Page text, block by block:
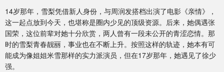
14岁那年，雪梨凭借新人身份，与周润发搭档出演了电影《亲情》，
这一起点放到今天，也堪称是圈内少见的顶级资源。后来，她偶遇张
国荣，这位前辈对她十分欣赏，两人曾有一段未公开的青涩恋情。那
时的雪梨青春靓丽，事业也在不断上升。按照这样的轨迹，她本有可
能成为像姐姐米雪那样的实力派演员，但在17岁那年，她遇见了徐少
强。